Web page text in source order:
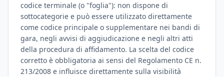
codice terminale (o "foglia"): non dispone di
sottocategorie e può essere utilizzato direttamente
come codice principale o supplementare nei bandi di
gara, negli avvisi di aggiudicazione e negli altri atti
della procedura di affidamento. La scelta del codice
corretto è obbligatoria ai sensi del Regolamento CE n.
213/2008 e influisce direttamente sulla visibilità